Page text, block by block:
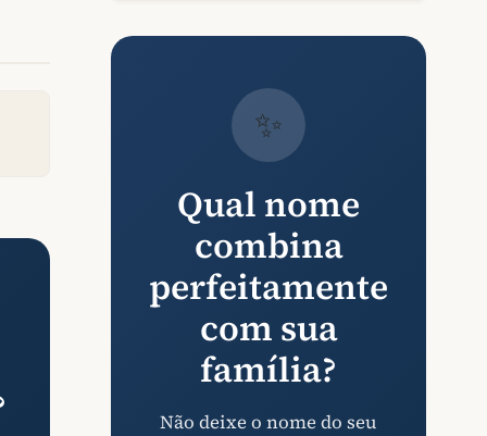
✨
Qual nome
combina
perfeitamente
com sua
família?
Não deixe o nome do seu